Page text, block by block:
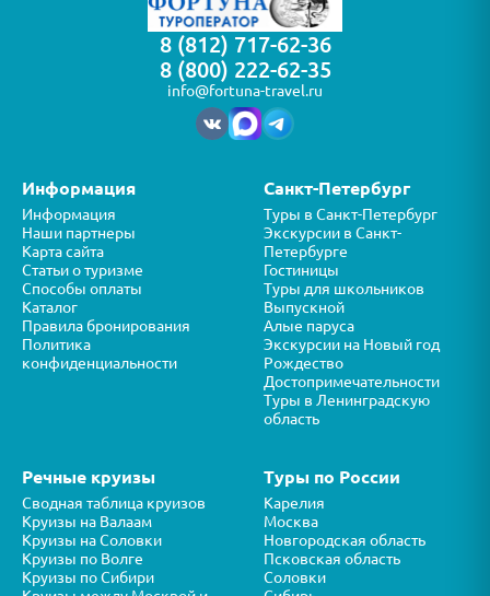
8 (812) 717-62-36
8 (800) 222-62-35
info@fortuna-travel.ru
Информация
Информация
Наши партнеры
Карта сайта
Статьи о туризме
Способы оплаты
Каталог
Правила бронирования
Политика
конфиденциальности
Санкт-Петербург
Туры в Санкт-Петербург
Экскурсии в Санкт-
Петербурге
Гостиницы
Туры для школьников
Выпускной
Алые паруса
Экскурсии на Новый год
Рождество
Достопримечательности
Туры в Ленинградскую
область
Речные круизы
Сводная таблица круизов
Круизы на Валаам
Круизы на Соловки
Круизы по Волге
Круизы по Сибири
Туры по России
Карелия
Москва
Новгородская область
Псковская область
Соловки